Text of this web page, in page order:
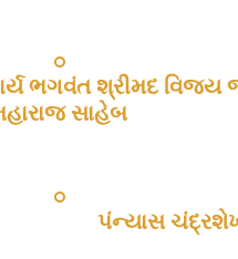
ભગવંત શ્રીમદ વિજય
સાહેબ
પંન્યાસ